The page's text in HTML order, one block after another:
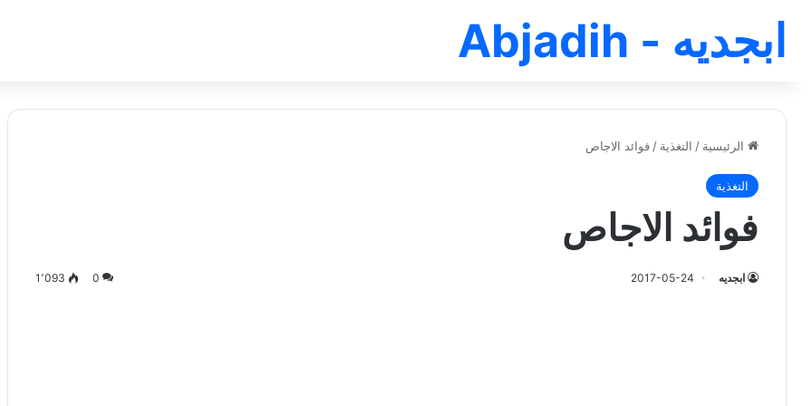
ابجديه - Abjadih
الرئيسية / التغذية / فوائد الاجاص
التغذية
فوائد الاجاص
ابجديه 2017-05-24
0 1٬093